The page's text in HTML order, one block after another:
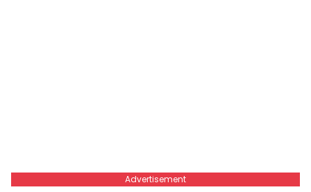
Advertisement